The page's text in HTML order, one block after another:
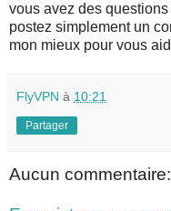
vous avez des
postez simplement un
mon mieux pour vous
FlyVPN à 10:21
Partager
Aucun commentaire: